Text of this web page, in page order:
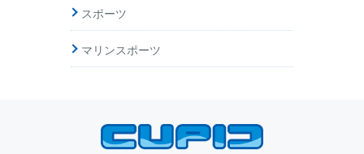
スポーツ
マリンスポーツ